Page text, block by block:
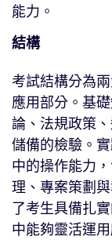
能力。
結構
考試結構分為
應用部分。基
論、法規政策
儲備的檢驗。
中的操作能力
理、專案策劃
了考生具備扎
中能夠靈活運